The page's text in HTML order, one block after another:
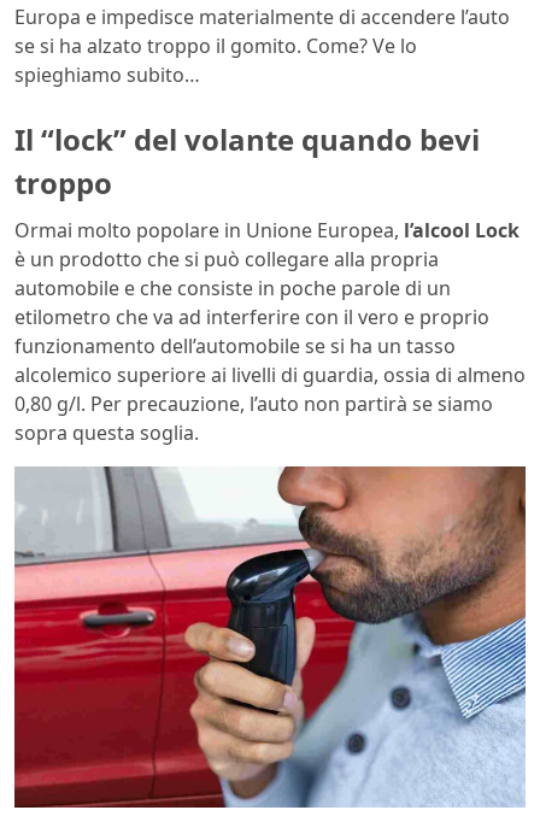
Europa e impedisce materialmente di accendere l’auto
se si ha alzato troppo il gomito. Come? Ve lo
spieghiamo subito…
Il “lock” del volante quando bevi
troppo
Ormai molto popolare in Unione Europea, l’alcool Lock
è un prodotto che si può collegare alla propria
automobile e che consiste in poche parole di un
etilometro che va ad interferire con il vero e proprio
funzionamento dell’automobile se si ha un tasso
alcolemico superiore ai livelli di guardia, ossia di almeno
0,80 g/l. Per precauzione, l’auto non partirà se siamo
sopra questa soglia.